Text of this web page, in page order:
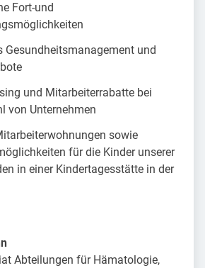
Fort-und
Gesundheitsmanagement und
und Mitarbeiterrabatte bei
von Unternehmen
sowie
für die Kinder unserer
in einer Kindertagesstätte in der
Abteilungen für Hämatologie,